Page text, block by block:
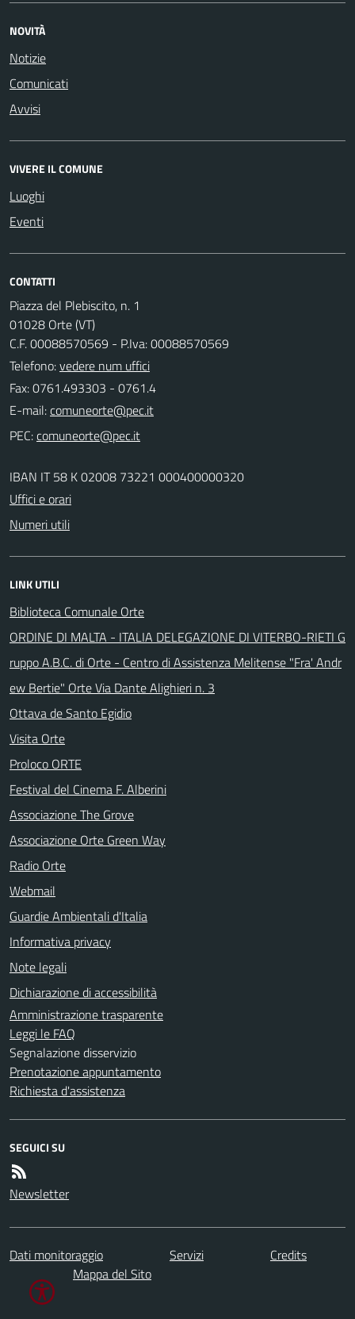
NOVITÀ
Notizie
Comunicati
Avvisi
VIVERE IL COMUNE
Luoghi
Eventi
CONTATTI
Piazza del Plebiscito, n. 1
01028 Orte (VT)
C.F. 00088570569 - P.Iva: 00088570569
Telefono:vedere num uffici
Fax: 0761.493303 - 0761.4
E-mail:
PEC:
IBAN IT 58 K 02008 73221 000400000320
Uffici e orari
Numeri utili
LINK UTILI
Biblioteca Comunale Orte
ORDINE DI MALTA - ITALIA DELEGAZIONE DI VITERBO-RIETI G
ruppo A.B.C. di Orte - Centro di Assistenza Melitense "Fra' Andr
ew Bertie" Orte Via Dante Alighieri n. 3
Ottava de Santo Egidio
Visita Orte
Proloco ORTE
Festival del Cinema F. Alberini
Associazione The Grove
Associazione Orte Green Way
Radio Orte
Webmail
Guardie Ambientali d'Italia
Informativa privacy
Note legali
Dichiarazione di accessibilità
Amministrazione trasparente
Leggi le FAQ
Segnalazione disservizio
Prenotazione appuntamento
Richiesta d'assistenza
SEGUICI SU
Newsletter
Dati monitoraggio Servizi
Credits
Mappa del Sito